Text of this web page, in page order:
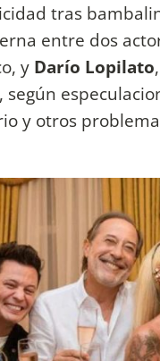
tras
entre dos
y Darío Lopilato
y otros